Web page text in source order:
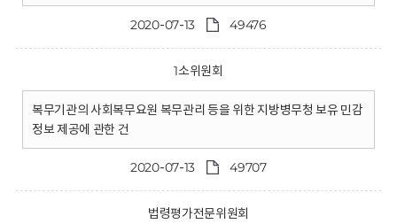
2020-07-13 49476
1소위원회
복무기관의 사회복무요원 복무관리 등을 위한 지방병무청 보유 민감
정보 제공에 관한 건
2020-07-13 49707
법령평가전문위원회